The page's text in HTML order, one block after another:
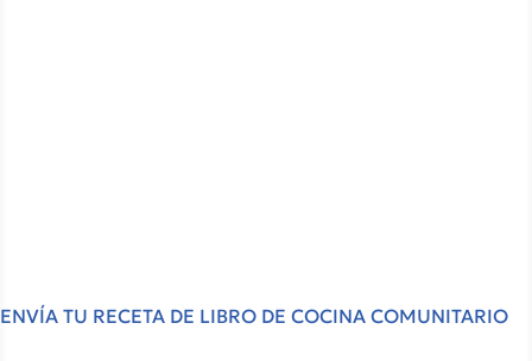
ENVÍA TU RECETA DE LIBRO DE COCINA COMUNITARIO